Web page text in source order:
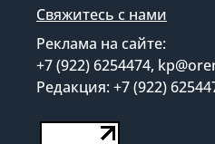
Свяжитесь с нами
Реклама на сайте:
+7 (922) 6254474,
Редакция: +7 (922)